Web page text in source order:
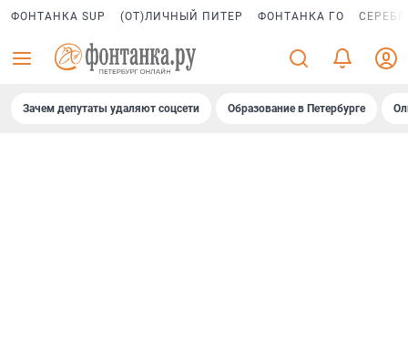
ФОНТАНКА SUP (ОТ)ЛИЧНЫЙ ПИТЕР ФОНТАНКА ГО
Зачем депутаты удаляют соцсети Образование в Петербурге